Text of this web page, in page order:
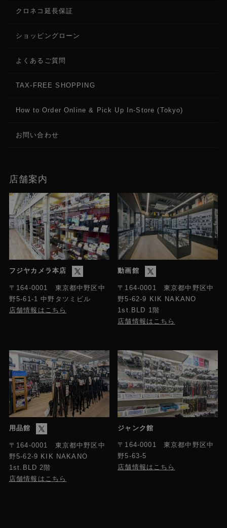
クロネコ延長保証
ショッピングローン
よくあるご質問
TAX-FREE SHOPPING
How to Order Online & Pick Up In-Store (Tokyo)
お問い合わせ
店舗案内
フジヤカメラ本店
〒164-0001 東京都中野区中
野5-61-1 中野タツミビル
店舗情報はこちら
動画館
〒164-0001 東京都中野区中
野5-62-9 KIK NAKANO
1st.BLD 1階
店舗情報はこちら
用品館
〒164-0001 東京都中野区中
野5-62-9 KIK NAKANO
1st.BLD 2階
店舗情報はこちら
ジャンク館
〒164-0001 東京都中野区中
野5-63-5
店舗情報はこちら